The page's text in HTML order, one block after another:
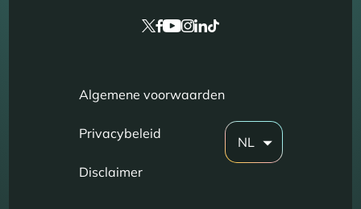
Algemene voorwaarden
Privacybeleid
Disclaimer
NL